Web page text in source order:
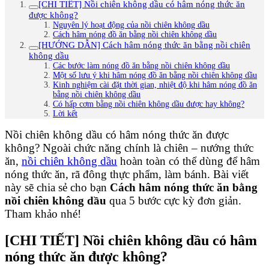
[CHI TIẾT] Nồi chiên không dầu có hâm nóng thức ăn
được không?
Nguyên lý hoạt động của nồi chiên không dầu
Cách hâm nóng đồ ăn bằng nồi chiên không dầu
[HƯỚNG DẪN] Cách hâm nóng thức ăn bằng nồi chiên
không dầu
Các bước làm nóng đồ ăn bằng nồi chiên không dầu
Một số lưu ý khi hâm nóng đồ ăn bằng nồi chiên không dầu
Kinh nghiệm cài đặt thời gian, nhiệt độ khi hâm nóng đồ ăn
bằng nồi chiên không dầu
Có hấp cơm bằng nồi chiên không dầu được hay không?
Lời kết
Nồi chiên không dầu có hâm nóng thức ăn được
không? Ngoài chức năng chính là chiên – nướng thức
ăn, nồi chiên không dầu hoàn toàn có thể dùng để hâm
nóng thức ăn, rã đông thực phẩm, làm bánh. Bài viết
này sẽ chia sẻ cho bạn Cách hâm nóng thức ăn bằng
nồi chiên không dầu qua 5 bước cực kỳ đơn giản.
Tham khảo nhé!
[CHI TIẾT] Nồi chiên không dầu có hâm
nóng thức ăn được không?